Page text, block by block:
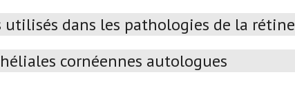
utilisés dans les pathologies de la rétine
cornéennes autologues